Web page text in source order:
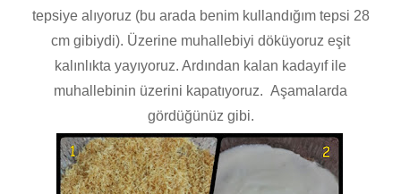
tepsiye alıyoruz (bu arada benim kullandığım tepsi 28
cm gibiydi). Üzerine muhallebiyi döküyoruz eşit
kalınlıkta yayıyoruz. Ardından kalan kadayıf ile
muhallebinin üzerini kapatıyoruz. Aşamalarda
gördüğünüz gibi.